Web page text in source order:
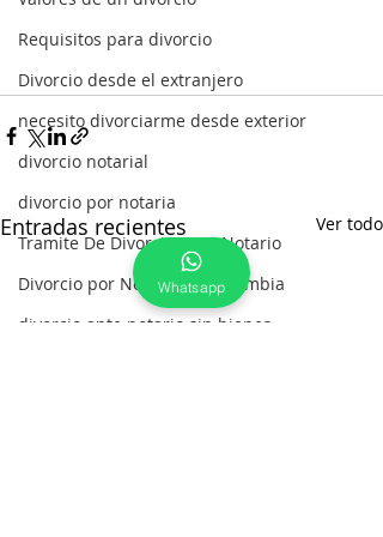
Requisitos para divorcio
Divorcio desde el extranjero
necesito divorciarme desde exterior
divorcio notarial
divorcio por notaria
Tramite De Divorcio Ante Notario
Divorcio por Notaria en Colombia
divorcio ante notario sin bienes
Entradas recientes Ver todo
Whatsapp